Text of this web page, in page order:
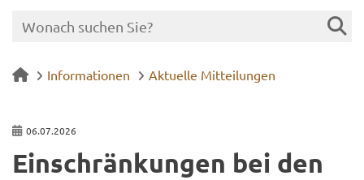
Informationen Aktuelle Mitteilungen
06.07.2026
Ein­schrän­kun­gen bei den